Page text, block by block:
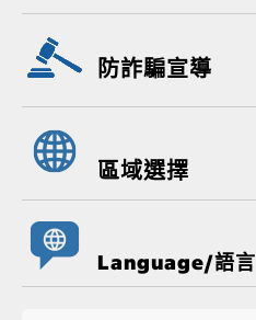
防詐騙宣導
區域選擇
Language/語言